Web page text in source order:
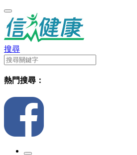
搜尋
熱門搜尋：